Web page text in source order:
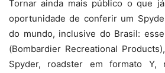
Tornar ainda mais público o que
oportunidade de conferir um
do mundo, inclusive do Brasil:
(Bombardier Recreational
Spyder, roadster em formato Y,